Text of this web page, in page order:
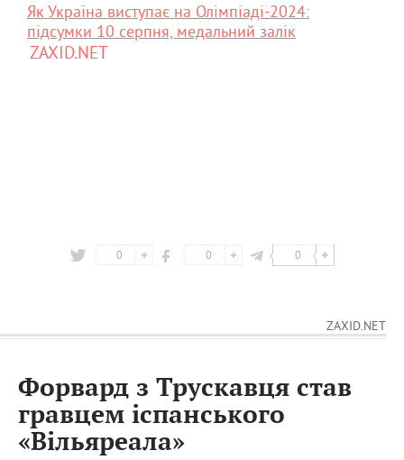
Як Україна виступає на Олімпіаді-2024:
підсумки 10 серпня, медальний залік
ZAXID.NET
0 0 0
ZAXID.NET
Форвард з Трускавця став
гравцем іспанського
«Вільяреала»